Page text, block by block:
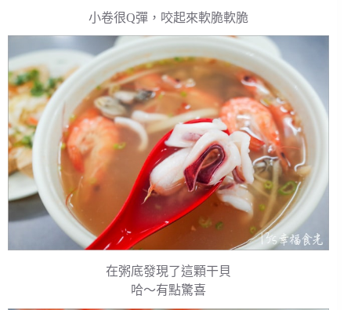
小卷很Q彈，咬起來軟脆軟脆
在粥底發現了這顆干貝
哈～有點驚喜